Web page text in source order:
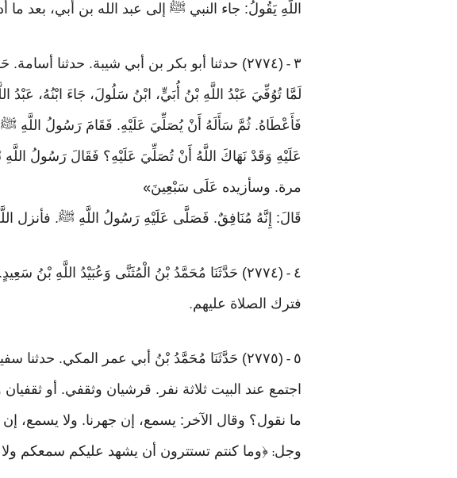
اللَّهِ يَقُولُ: جاء النبي ﷺ إلى عبد الله بن أبي، بعد
٣ - (٢٧٧٤) حدثنا أبو بكر بن أبي شيبة. حدثنا أسامة. حَدَّثَنَا عُبَيْدُ اللَّهِ بْنُ عُمَرَ عَنْ نَافِعٍ، عَنْ ابْنِ عُمَرَ، قَالَ
لَمَّا تُوُفِّيَ عَبْدُ اللَّهِ بْنُ أُبَيٍّ، ابْنُ سَلُولَ، جَاءَ ابْنُهُ،
فَأَعْطَاهُ. ثُمَّ سَأَلَهُ أَنْ يُصَلِّيَ عَلَيْهِ. فَقَامَ رَسُولُ اللَّهِ
عَلَيْهِ وَقَدْ نَهَاكَ اللَّهُ أَنْ تُصَلِّيَ عَلَيْهِ؟ فَقَالَ رَسُولُ
مرة. وسأزيده عَلَى سَبْعِينَ»
قَالَ: إِنَّهُ مُنَافِقٌ. فَصَلَّى عَلَيْهِ رَسُولُ اللَّهِ ﷺ. فأنزل
٤ -
(٢٧٧٤) حَدَّثَنَا مُحَمَّدُ بْنُ الْمُثَنَّى وَعُبَيْدُ اللَّهِ بْنُ
فترك الصلاة عليهم.
٥ - (٢٧٧٥) حَدَّثَنَا مُحَمَّدُ بْنُ أبي عمر المكي. حدثنا سفيان عن منصور، عن مجاهد، عن أبي معمر، عن ابن مسعود قال
اجتمع عند البيت ثلاثة نفر. قرشيان وثقفي. أو
ما نقول؟ وقال الآخر: يسمع، إن جهرنا. ولا يسمع، إن
وجل: ﴿وما كنتم تستترون أن يشهد عليكم سمعكم ولا أبصاركم